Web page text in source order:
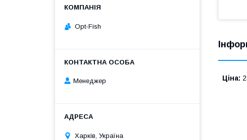
Ціна:
Opt-Fish
Менеджер
Харків, Україна